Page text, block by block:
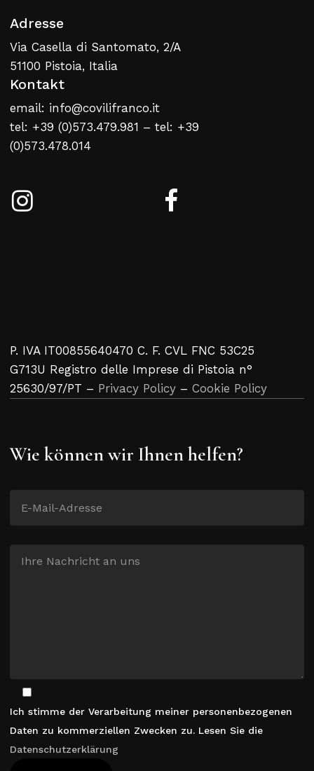
Adresse
Via Casella di Santomato, 2/A
51100 Pistoia, Italia
Kontakt
email: info@covilifranco.it
tel: +39 (0)573.479.981 – tel: +39
(0)573.478.014
P. IVA IT00855640470 C. F. CVL FNC 53C25
G713U Registro delle Imprese di Pistoia n°
25630/97/PT – Privacy Policy – Cookie Policy
Wie können wir Ihnen helfen?
Ich stimme der Verarbeitung meiner personenbezogenen
Daten zu kommerziellen Zwecken zu. Lesen Sie die
Datenschutzerklärung